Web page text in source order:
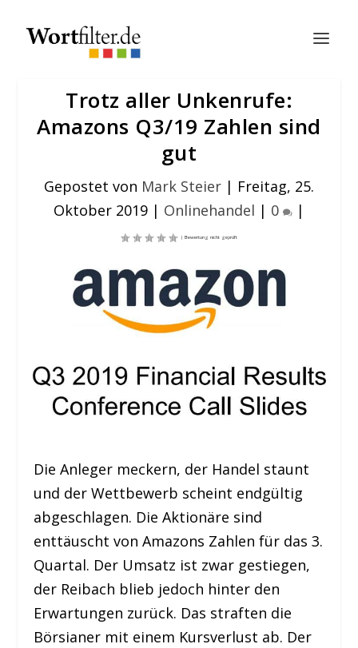
Trotz aller Unkenrufe:
Amazons Q3/19 Zahlen sind
gut
Gepostet von Mark Steier | Freitag, 25.
Oktober 2019 | Onlinehandel | 0 |
Die Anleger meckern, der Handel staunt
und der Wettbewerb scheint endgültig
abgeschlagen. Die Aktionäre sind
enttäuscht von Amazons Zahlen für das 3.
Quartal. Der Umsatz ist zwar gestiegen,
der Reibach blieb jedoch hinter den
Erwartungen zurück. Das straften die
Börsianer mit einem Kursverlust ab. Der